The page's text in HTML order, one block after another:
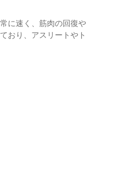
に速く、筋肉の回復や
おり、アスリートやト